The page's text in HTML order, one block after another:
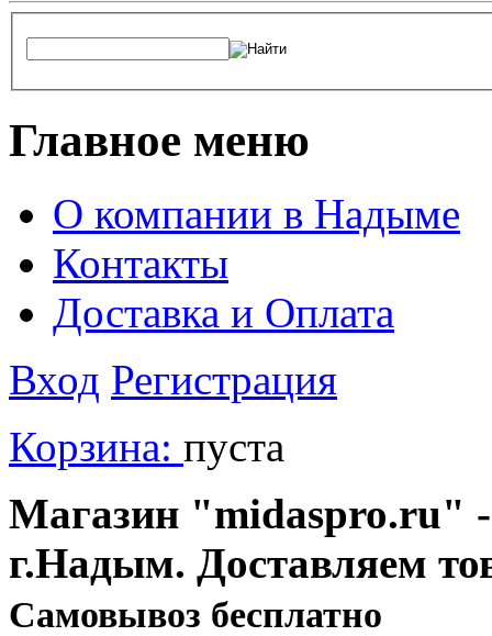
Главное меню
О компании в Надыме
Контакты
Доставка и Оплата
Вход Регистрация
Корзина: пуста
Магазин "midaspro.ru" -
г.Надым. Доставляем
Cамовывоз бесплатно